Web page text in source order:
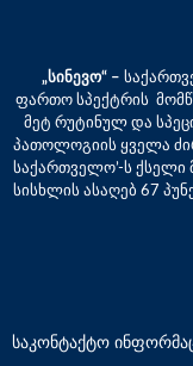
„სინევო“ –
ფართო სპექტრის
მეტ რუტინულ და
პათოლოგიის ყველა
საქართველო’-ს
სისხლის ასაღებ 67
საკონტაქტო